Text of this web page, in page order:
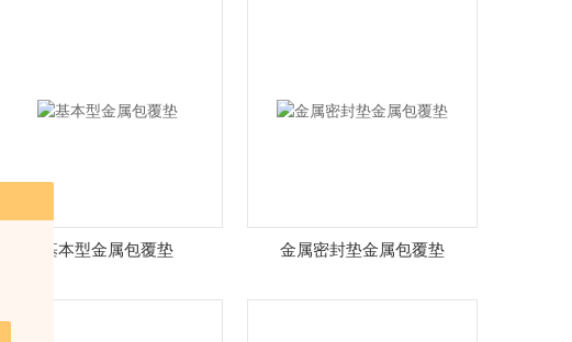
基本型金属包覆垫 金属密封垫金属包覆垫